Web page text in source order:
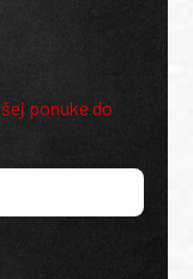
ponuke do